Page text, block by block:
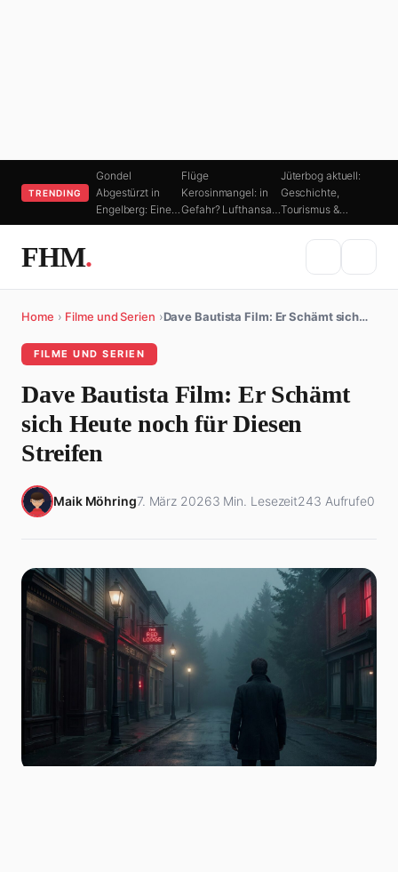
TRENDING
Gondel
Abgestürzt in
Engelberg: Eine…
Flüge
Kerosinmangel: in
Gefahr? Lufthansa…
Jüterbog aktuell:
Geschichte,
Tourismus &…
FHM.
Home › Filme und Serien ›Dave Bautista Film: Er Schämt sich…
FILME UND SERIEN
Dave Bautista Film: Er Schämt
sich Heute noch für Diesen
Streifen
Maik Möhring7. März 20263 Min. Lesezeit243 Aufrufe0